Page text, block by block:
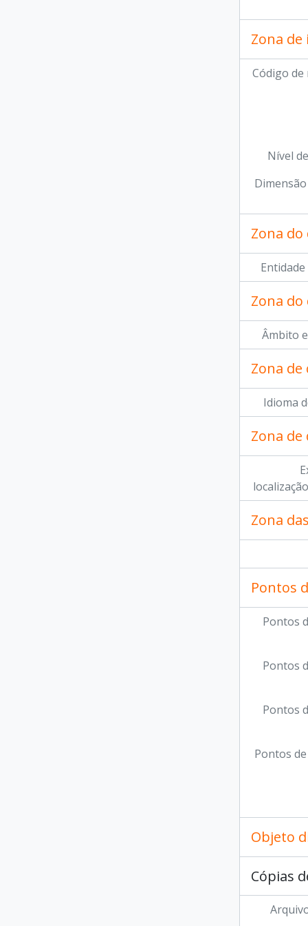
Zona de
Código
Nível
Zona
Zona
Âmbito
Zona de
Idioma
Zona de
Zona
Pontos
Pontos
Pontos
Pontos
Pontos
Objeto
Cópias